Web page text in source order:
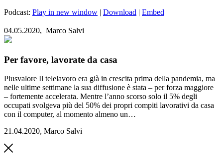
Podcast: Play in new window | Download | Embed
04.05.2020, Marco Salvi
Per favore, lavorate da casa
Plusvalore Il telelavoro era già in crescita prima della pandemia, ma
nelle ultime settimane la sua diffusione è stata – per forza maggiore
– fortemente accelerata. Mentre l’anno scorso solo il 5% degli
occupati svolgeva più del 50% dei propri compiti lavorativi da casa
con il computer, al momento almeno un…
21.04.2020, Marco Salvi